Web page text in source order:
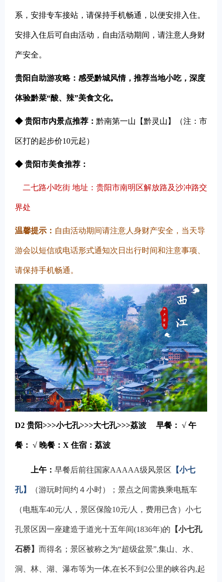
系，安排专车接站，请保持手机畅通，以便安排入住。
安排入住后可自由活动，自由活动期间，请注意人身财
产安全。
贵阳自助游攻略：感受黔城风情，推荐当地小吃，深度
体验黔菜“酸、辣”美食文化。
◆ 贵阳市内景点推荐： 黔南第一山【黔灵山】（注：市
区打的起步价10元起）
◆ 贵阳市美食推荐：
二七路小吃街 地址：贵阳市南明区解放路及沙冲路交
界处
温馨提示： 自由活动期间请注意人身财产安全，当天导
游会以短信或电话形式通知次日出行时间和注意事项、
请保持手机畅通。
D2 贵阳>>>小七孔>>>大七孔>>>荔波 早餐： √ 午
餐： √ 晚餐：X 住宿：荔波
上午： 早餐后前往国家AAAAA级风景区 【小七
孔】 （游玩时间约４小时）；景点之间需换乘电瓶车
（电瓶车40元/人，景区保险10元/人，费用已含）小七
孔景区因一座建造于道光十五年间(1836年)的 【小七孔
石桥】 而得名；景区被称之为“超级盆景”,集山、水、
洞、林、湖、瀑布等为一体,在长不到2公里的峡谷内,起